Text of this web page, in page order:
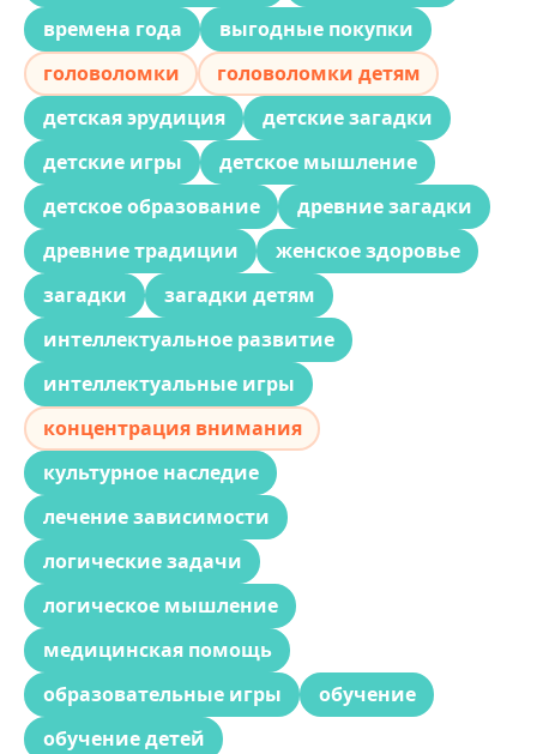
времена года
выгодные покупки
головоломки
головоломки детям
детская эрудиция
детские загадки
детские игры
детское мышление
детское образование
древние загадки
древние традиции
женское здоровье
загадки
загадки детям
интеллектуальное развитие
интеллектуальные игры
концентрация внимания
культурное наследие
лечение зависимости
логические задачи
логическое мышление
медицинская помощь
образовательные игры
обучение
обучение детей